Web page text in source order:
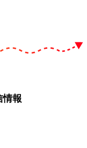
情報